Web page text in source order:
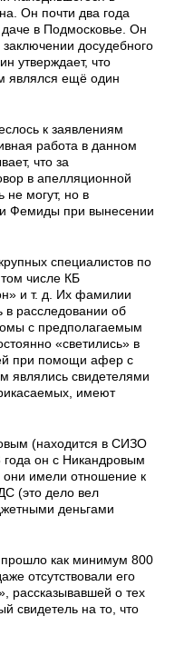
Он почти два года
даче в Подмосковье. Он
досудебного
утверждает, что
являлся ещё один
к заявлениям
работа в данном
что за
в апелляционной
не могут, но в
Фемиды при вынесении
специалистов по
числе КБ
и т. д. Их фамилии
в расследовании об
с предполагаемым
«светились» в
при помощи афер с
являлись свидетелями
имеют
(находится в СИЗО
года он с Никандровым
имели отношение к
(это дело вел
деньгами
прошло как минимум 800
отсутствовали его
рассказывавшей о тех
свидетель на то, что